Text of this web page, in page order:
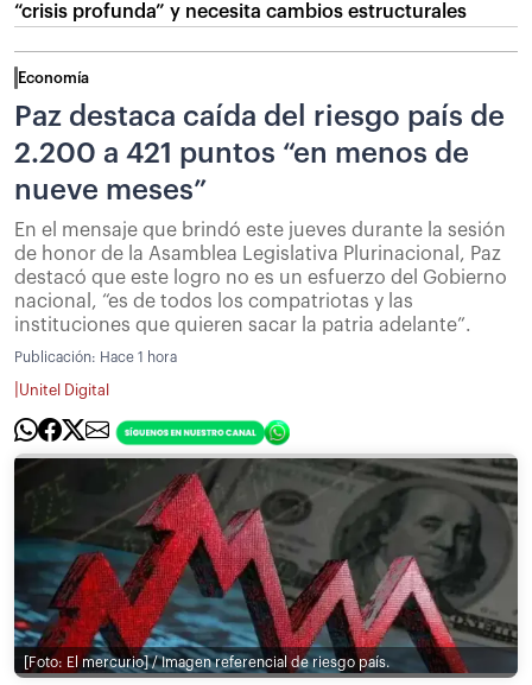
“crisis profunda” y necesita cambios estructurales
Economía
Paz destaca caída del riesgo país de
2.200 a 421 puntos “en menos de
nueve meses”
En el mensaje que brindó este jueves durante la sesión
de honor de la Asamblea Legislativa Plurinacional, Paz
destacó que este logro no es un esfuerzo del Gobierno
nacional, “es de todos los compatriotas y las
instituciones que quieren sacar la patria adelante”.
Publicación: Hace 1 hora
Unitel Digital
[Foto: El mercurio] / Imagen referencial de riesgo país.